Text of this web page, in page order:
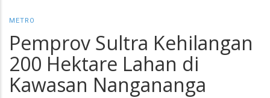
METRO
Pemprov Sultra Kehilangan
200 Hektare Lahan di
Kawasan Nangananga